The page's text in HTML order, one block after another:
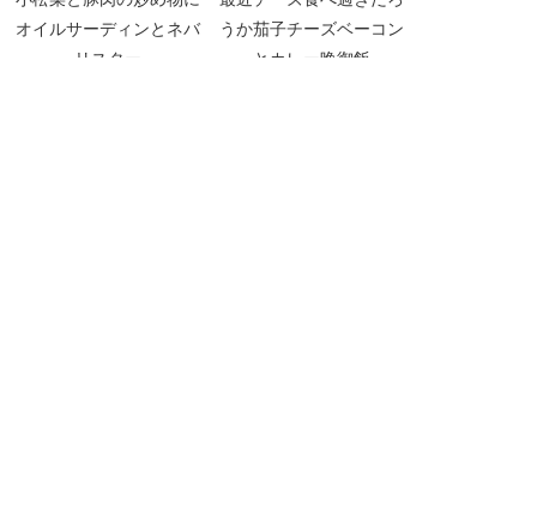
オイルサーディンとネバ
リスター
うか茄子チーズベーコン
とカレー晩御飯